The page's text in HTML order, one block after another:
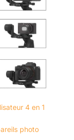
4 en 1
photo